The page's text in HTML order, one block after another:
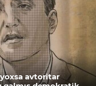
avtoritar